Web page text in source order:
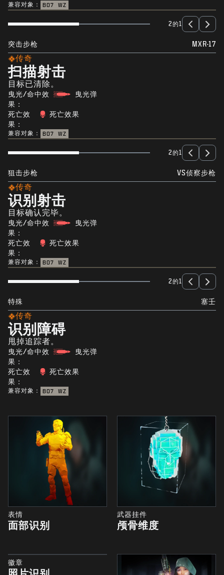
兼容对象： BO7 WZ
2的1
突击步枪 MXR-17
传奇
扫描射击
目标已清除。
曳光/命中效
果：
曳光弹
死亡效
果：
死亡效果
兼容对象： BO7 WZ
2的1
狙击步枪 VS侦察步枪
传奇
识别射击
目标确认完毕。
曳光/命中效
果：
曳光弹
死亡效
果：
死亡效果
兼容对象： BO7 WZ
2的1
特殊 塞壬
传奇
识别障碍
甩掉追踪者。
曳光/命中效
果：
曳光弹
死亡效
果：
死亡效果
兼容对象： BO7 WZ
表情
面部识别
武器挂件
颅骨维度
徽章